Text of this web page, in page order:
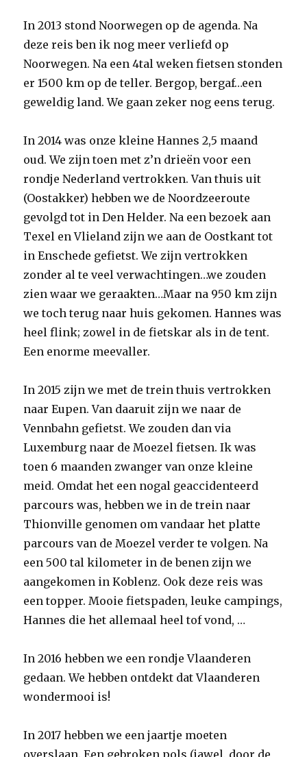
In 2013 stond Noorwegen op de agenda. Na
deze reis ben ik nog meer verliefd op
Noorwegen. Na een 4tal weken fietsen stonden
er 1500 km op de teller. Bergop, bergaf…een
geweldig land. We gaan zeker nog eens terug.
In 2014 was onze kleine Hannes 2,5 maand
oud. We zijn toen met z’n drieën voor een
rondje Nederland vertrokken. Van thuis uit
(Oostakker) hebben we de Noordzeeroute
gevolgd tot in Den Helder. Na een bezoek aan
Texel en Vlieland zijn we aan de Oostkant tot
in Enschede gefietst. We zijn vertrokken
zonder al te veel verwachtingen…we zouden
zien waar we geraakten…Maar na 950 km zijn
we toch terug naar huis gekomen. Hannes was
heel flink; zowel in de fietskar als in de tent.
Een enorme meevaller.
In 2015 zijn we met de trein thuis vertrokken
naar Eupen. Van daaruit zijn we naar de
Vennbahn gefietst. We zouden dan via
Luxemburg naar de Moezel fietsen. Ik was
toen 6 maanden zwanger van onze kleine
meid. Omdat het een nogal geaccidenteerd
parcours was, hebben we in de trein naar
Thionville genomen om vandaar het platte
parcours van de Moezel verder te volgen. Na
een 500 tal kilometer in de benen zijn we
aangekomen in Koblenz. Ook deze reis was
een topper. Mooie fietspaden, leuke campings,
Hannes die het allemaal heel tof vond, …
In 2016 hebben we een rondje Vlaanderen
gedaan. We hebben ontdekt dat Vlaanderen
wondermooi is!
In 2017 hebben we een jaartje moeten
overslaan. Een gebroken pols (jawel, door de